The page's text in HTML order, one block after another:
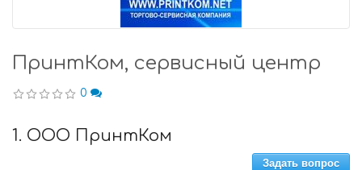
ПринтКом, сервисный центр
0
1. ООО ПринтКом
Задать вопрос